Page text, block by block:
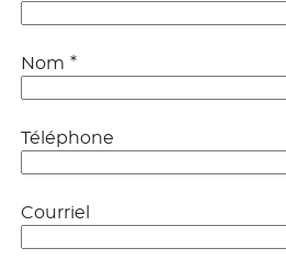
Nom *
Téléphone
Courriel